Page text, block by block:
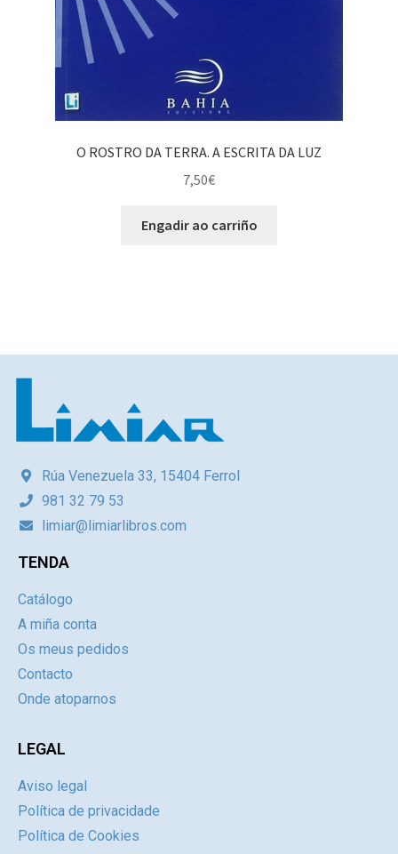
O ROSTRO DA TERRA. A ESCRITA DA LUZ
7,50€
Engadir ao carriño
Rúa Venezuela 33, 15404 Ferrol
981 32 79 53
limiar@limiarlibros.com
TENDA
Catálogo
A miña conta
Os meus pedidos
Contacto
Onde atoparnos
LEGAL
Aviso legal
Política de privacidade
Política de Cookies